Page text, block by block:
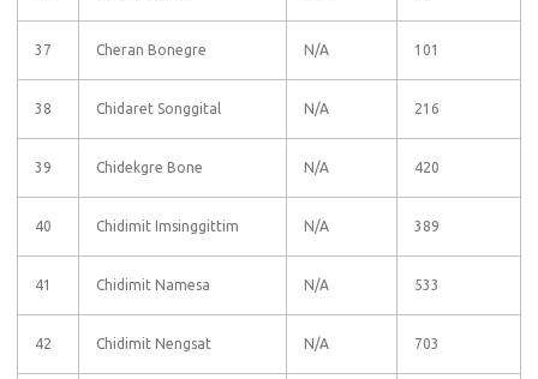
37 Cheran Bonegre N/A 101
38 Chidaret Songgital N/A 216
39 Chidekgre Bone N/A 420
40 Chidimit Imsinggittim N/A 389
41 Chidimit Namesa N/A 533
42 Chidimit Nengsat N/A 703